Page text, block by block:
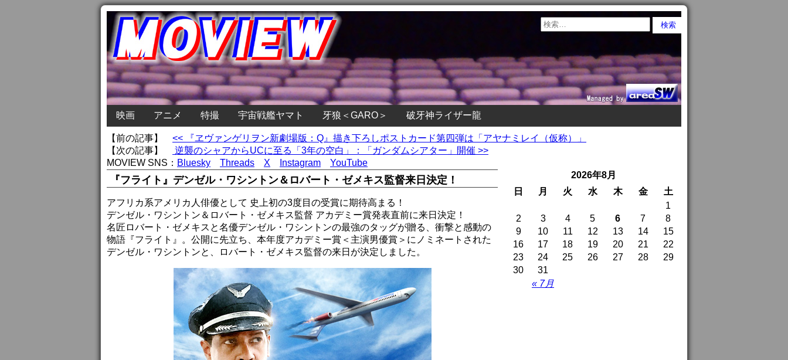
映画 アニメ 特撮 宇宙戦艦ヤマト 牙狼＜GARO＞ 破牙神ライザー龍
【前の記事】 << 『ヱヴァンゲリヲン新劇場版：Q』描き下ろしポストカード第四弾は「アヤナミレイ（仮称）」
【次の記事】
逆襲のシャアからUCに至る「3年の空白」：「ガンダムシアター」開催 >>
MOVIEW SNS： Bluesky Threads X Instagram YouTube
『フライト』デンゼル・ワシントン＆ロバート・ゼメキス監督来日決定！
アフリカ系アメリカ人俳優として 史上初の3度目の受賞に期待高まる！
デンゼル・ワシントン＆ロバート・ゼメキス監督 アカデミー賞発表直前に来日決定！
名匠ロバート・ゼメキスと名優デンゼル・ワシントンの最強のタッグが贈る、衝撃と感動の
物語『フライト』。公開に先立ち、本年度アカデミー賞＜主演男優賞＞にノミネートされた
デンゼル・ワシントンと、ロバート・ゼメキス監督の来日が決定しました。
2026年8月
日
月 火 水 木 金 土
« 7月
1
2
3 4 5 6 7
8
9
10 11 12 13 14
15
16
17 18 19 20 21
22
23
24 25 26 27 28
29
30
31